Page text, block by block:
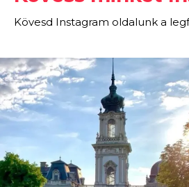
Kövesd Instagram oldalunk a